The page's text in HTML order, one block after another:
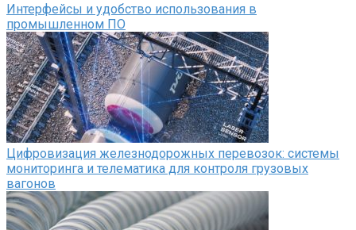
Интерфейсы и удобство использования в
промышленном ПО
Цифровизация железнодорожных перевозок: системы
мониторинга и телематика для контроля грузовых
вагонов